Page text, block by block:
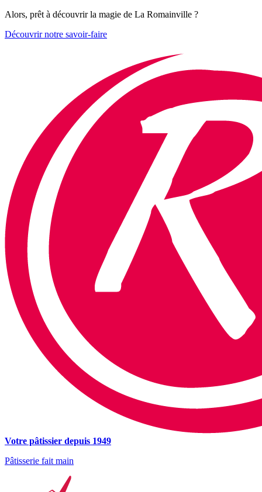
Alors, prêt à découvrir la magie de La Romainville ?
Découvrir notre savoir-faire
Votre pâtissier depuis 1949
Pâtisserie fait main